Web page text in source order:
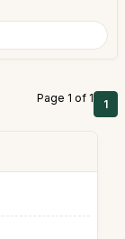
Page 1 of 1 1